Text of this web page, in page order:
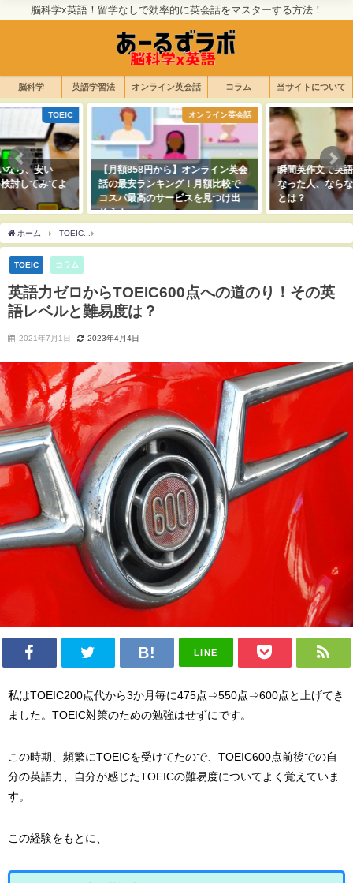
脳科学x英語！留学なしで効率的に英会話をマスターする方法！
脳科学 英語学習法 オンライン英会話 コラム 当サイトについて
オンライン英会話
【月額858円から】オンライン英会
話の最安ランキング！月額比較で
コスパ最高のサービスを見つけ出
そう！
2022年10月2日
瞬間英作文
瞬間英作文で英語を話せるように
なった人、ならなかった人の違い
とは？
ホーム TOEIC
TOEIC コラム
英語力ゼロからTOEIC600点への道のり！その英
語レベルと難易度は？
2021年7月1日 2023年4月4日
LINE
私はTOEIC200点代から3か月毎に475点⇒550点⇒600点と上げてき
ました。TOEIC対策のための勉強はせずにです。
この時期、頻繁にTOEICを受けてたので、TOEIC600点前後での自
分の英語力、自分が感じたTOEICの難易度についてよく覚えていま
す。
この経験をもとに、